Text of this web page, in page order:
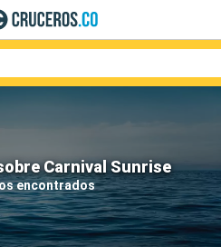
Carnival Sunrise
encontrados
Buscar